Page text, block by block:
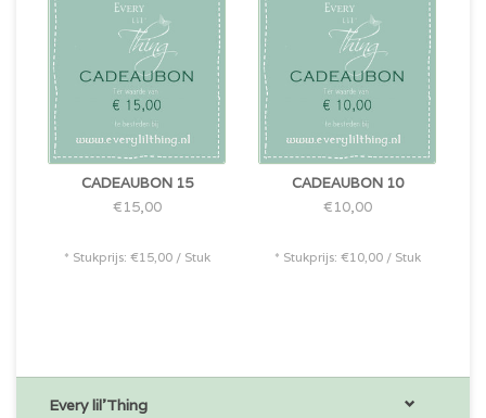
CADEAUBON 15
€15,00
* Stukprijs: €15,00 / Stuk
CADEAUBON 10
€10,00
* Stukprijs: €10,00 / Stuk
Every lil'Thing